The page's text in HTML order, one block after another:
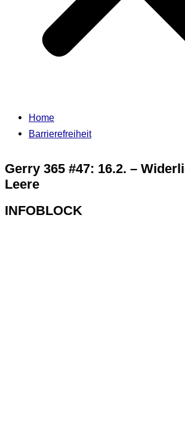
Home
Barrierefreiheit
Gerry 365 #47: 16.2. –
Leere
INFOBLOCK